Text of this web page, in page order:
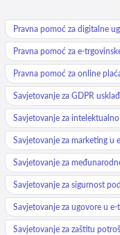
Pravna pomoć za digitalne
Pravna pomoć za e-
Pravna pomoć za online
Savjetovanje za GDPR
Savjetovanje za
Savjetovanje za marketing u
Savjetovanje za
Savjetovanje za sigurnost
Savjetovanje za ugovore u
Savjetovanje za zaštitu